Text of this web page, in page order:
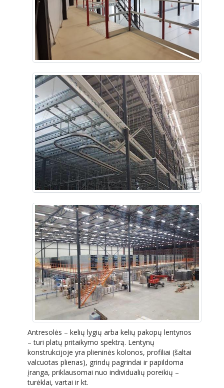
Antresolės – kelių lygių arba kelių pakopų lentynos
– turi platų pritaikymo spektrą. Lentynų
konstrukcijoje yra plieninės kolonos, profiliai (šaltai
valcuotas plienas), grindų pagrindai ir papildoma
įranga, priklausomai nuo individualių poreikių –
turėklai, vartai ir kt.